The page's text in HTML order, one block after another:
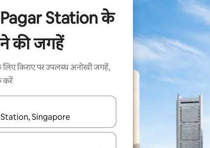
Station के
की जगहें
लिए किराए पर उपलब्ध अनोखी जगहें,
करें
पर, अप और डाउन 'ऐरो की' का इस्तेमाल करके नेविगेट करें या टच या फिर